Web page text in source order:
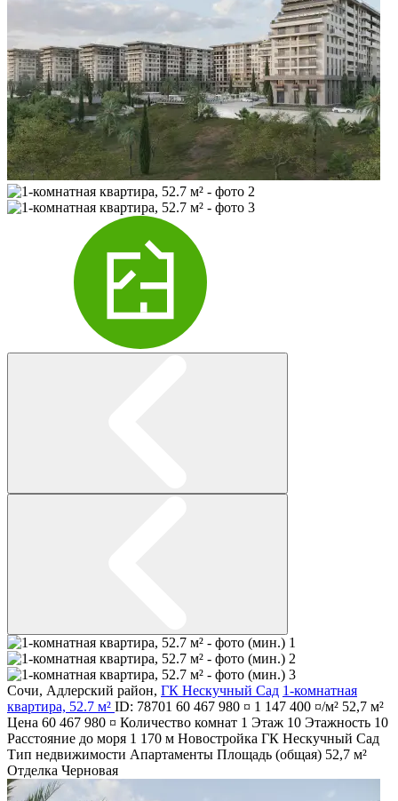
Сочи, Адлерский район, ГК Нескучный Сад 1-комнатная
квартира, 52.7 м² ID: 78701 60 467 980 ¤ 1 147 400 ¤/м² 52,7 м²
Цена 60 467 980 ¤ Количество комнат 1 Этаж 10 Этажность 10
Расстояние до моря 1 170 м Новостройка ГК Нескучный Сад
Тип недвижимости Апартаменты Площадь (общая) 52,7 м²
Отделка Черновая